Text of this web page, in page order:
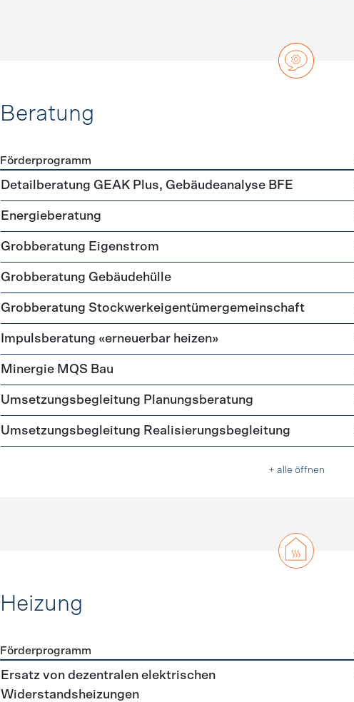
Beratung
Förderprogramme Beratung
Förderprogramm
Detailberatung GEAK Plus, Gebäudeanalyse BFE
Energieberatung
Grobberatung Eigenstrom
Grobberatung Gebäudehülle
Grobberatung Stockwerkeigentümergemeinschaft
Impulsberatung «erneuerbar heizen»
Minergie MQS Bau
Umsetzungsbegleitung Planungsberatung
Umsetzungsbegleitung Realisierungsbegleitung
+ alle öffnen
Heizung
Förderprogramme Heizung
Förderprogramm
Ersatz von dezentralen elektrischen
Widerstandsheizungen